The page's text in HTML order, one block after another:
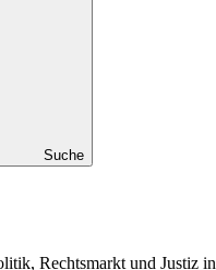
Suche
Rechtsmarkt und Justiz